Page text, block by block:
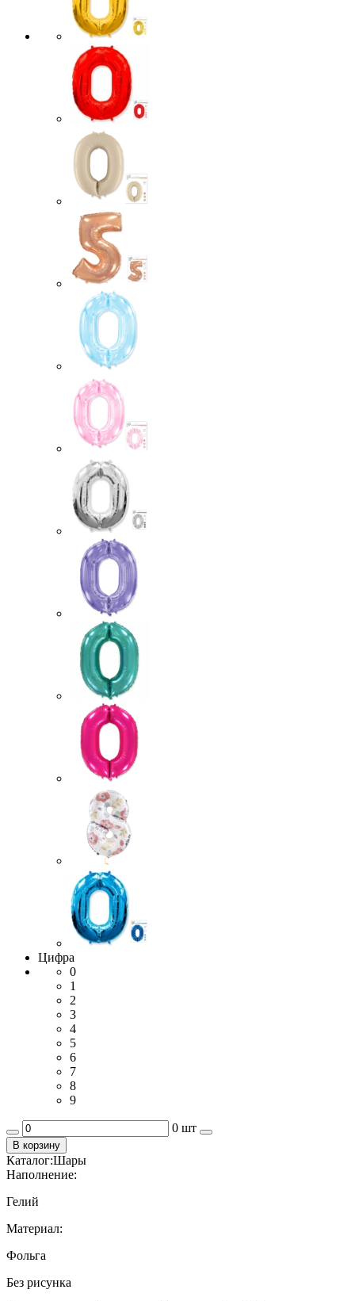
Цифра
0
1
2
3
4
5
6
7
8
9
0 шт
В корзину
Каталог:Шары
Наполнение:
Гелий
Материал:
Фольга
Без рисунка